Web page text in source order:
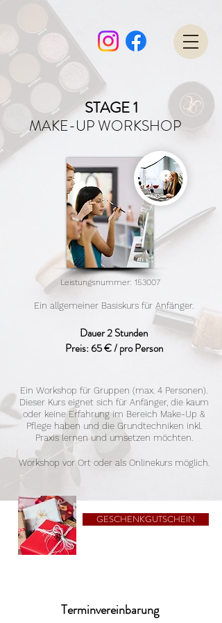
STAGE 1
MAKE-UP WORKSHOP
Leistungsnummer: 153007
Ein allgemeiner Basiskurs für Anfänger.
Dauer 2 Stunden
Preis: 65 € / pro Person
Ein Workshop für Gruppen (max. 4 Personen).
Dieser Kurs eignet sich für Anfänger, die kaum
oder keine Erfahrung im Bereich Make-Up &
Pflege haben und die Grundtechniken inkl.
Praxis lernen und umsetzen möchten.
Workshop vor Ort oder als Onlinekurs möglich.
GESCHENKGUTSCHEIN
Terminvereinbarung